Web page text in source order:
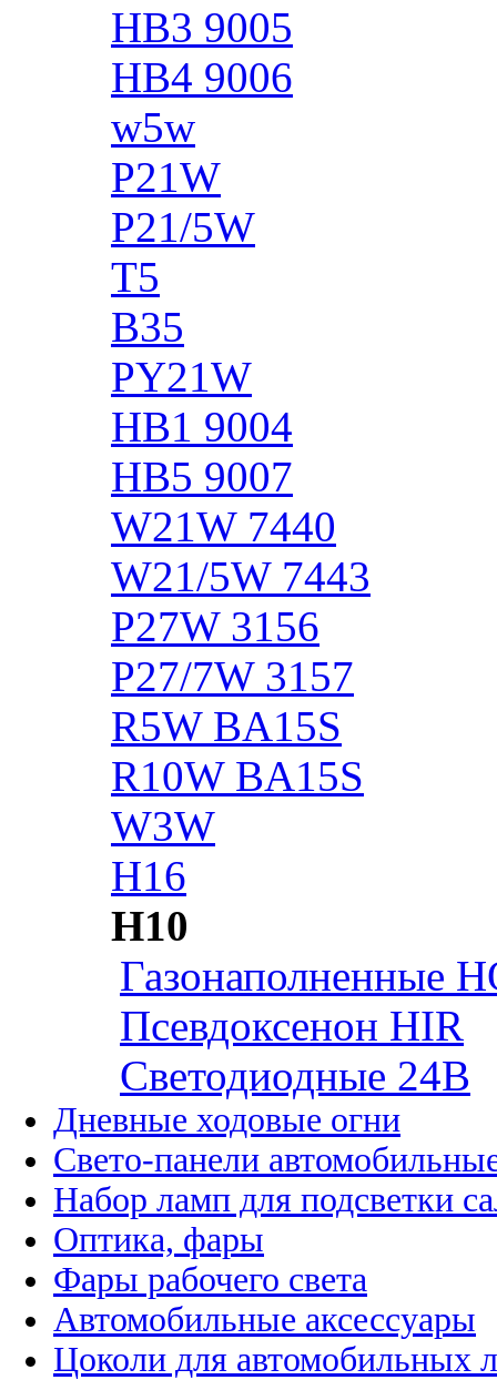
HB3 9005
HB4 9006
w5w
P21W
P21/5W
T5
B35
PY21W
HB1 9004
HB5 9007
W21W 7440
W21/5W 7443
P27W 3156
P27/7W 3157
R5W BA15S
R10W BA15S
W3W
H16
H10
Газонаполненные
Псевдоксенон HIR
Cветодиодные 24B
Дневные ходовые огни
Свето-панели
Набор ламп для подсветки
Оптика, фары
Фары рабочего света
Автомобильные аксессуары
Цоколи для автомобильных